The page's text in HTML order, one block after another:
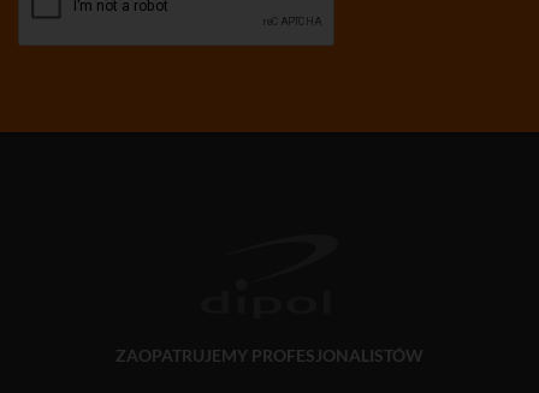
ZAOPATRUJEMY PROFESJONALISTÓW